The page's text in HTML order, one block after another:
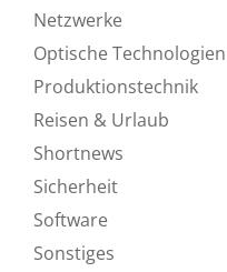
Netzwerke
Optische Technologien
Produktionstechnik
Reisen & Urlaub
Shortnews
Sicherheit
Software
Sonstiges